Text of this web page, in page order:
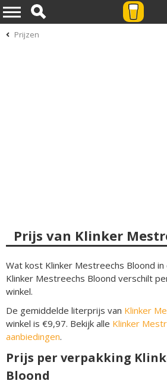
Prijzen
Prijs van Klinker
Wat kost Klinker Mestreechs Bloond in
Klinker Mestreechs Bloond verschilt
winkel.
De gemiddelde literprijs van Klinker
winkel is €9,97. Bekijk alle Klinker
aanbiedingen.
Prijs per verpakking
Bloond